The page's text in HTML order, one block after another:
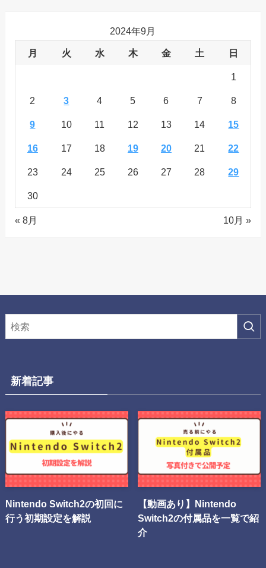
2024年9月
月 火 水 木 金 土 日
1
2 3 4 5 6 7 8
9 10 11 12 13 14 15
16 17 18 19 20 21 22
23 24 25 26 27 28 29
30
« 8月 10月 »
新着記事
Nintendo Switch2の初回に
行う初期設定を解説
【動画あり】Nintendo
Switch2の付属品を一覧で紹
介